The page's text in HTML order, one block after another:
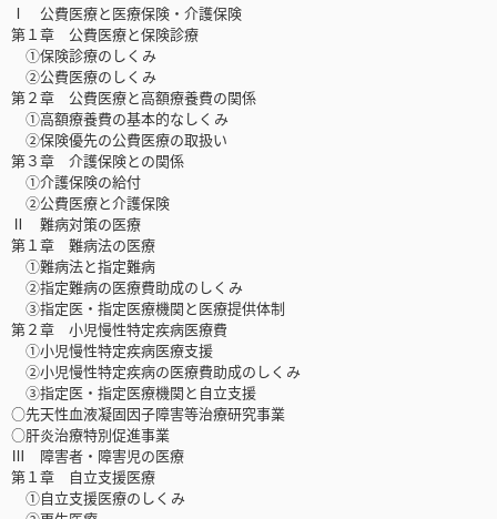
Ⅰ 公費医療と医療保険・介護保険
第１章 公費医療と保険診療
①保険診療のしくみ
②公費医療のしくみ
第２章 公費医療と高額療養費の関係
①高額療養費の基本的なしくみ
②保険優先の公費医療の取扱い
第３章 介護保険との関係
①介護保険の給付
②公費医療と介護保険
Ⅱ 難病対策の医療
第１章 難病法の医療
①難病法と指定難病
②指定難病の医療費助成のしくみ
③指定医・指定医療機関と医療提供体制
第２章 小児慢性特定疾病医療費
①小児慢性特定疾病医療支援
②小児慢性特定疾病の医療費助成のしくみ
③指定医・指定医療機関と自立支援
○先天性血液凝固因子障害等治療研究事業
○肝炎治療特別促進事業
Ⅲ 障害者・障害児の医療
第１章 自立支援医療
①自立支援医療のしくみ